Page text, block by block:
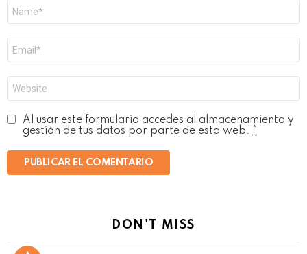
electrónico
*
Al usar este formulario accedes al almacenamiento y
gestión de tus datos por parte de esta web.
DON'T MISS